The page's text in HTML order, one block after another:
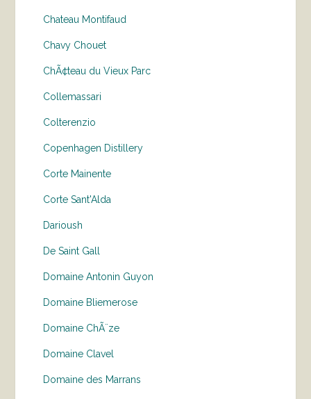
Chateau Montifaud
Chavy Chouet
ChÃ¢teau du Vieux Parc
Collemassari
Colterenzio
Copenhagen Distillery
Corte Mainente
Corte Sant'Alda
Darioush
De Saint Gall
Domaine Antonin Guyon
Domaine Bliemerose
Domaine ChÃ¨ze
Domaine Clavel
Domaine des Marrans